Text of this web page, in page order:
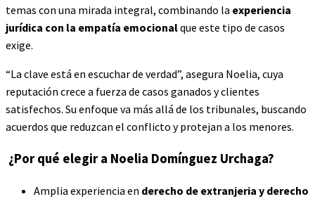
temas con una mirada integral, combinando la experiencia
jurídica con la empatía emocionalque este tipo de casos
exige.
“La clave está en escuchar de verdad”, asegura Noelia, cuya
reputación crece a fuerza de casos ganados y clientes
satisfechos. Su enfoque va más allá de los tribunales, buscando
acuerdos que reduzcan el conflicto y protejan a los menores.
¿Por qué elegir a Noelia Domínguez Urchaga?
Amplia experiencia en derecho de extranjeria y derecho